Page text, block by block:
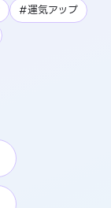
#運気アップ